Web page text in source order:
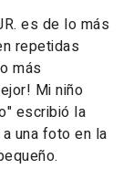
es de lo más
repetidas
más
Mi niño
escribió la
una foto en la